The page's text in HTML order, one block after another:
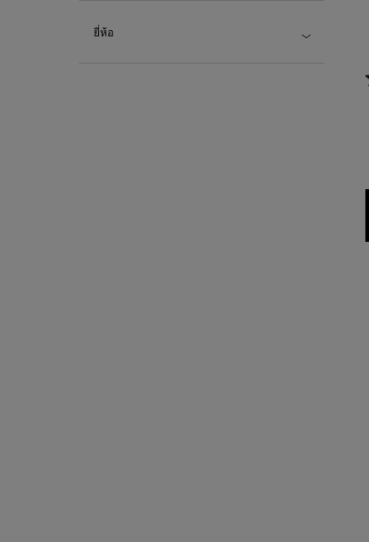
ยี่ห้อ